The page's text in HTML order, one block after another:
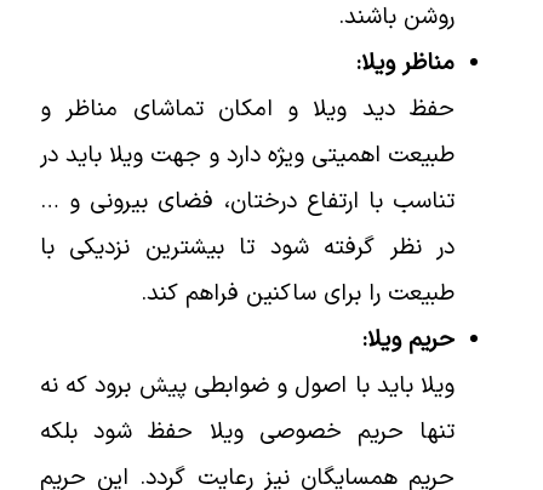
روشن باشند.
مناظر ویلا:
حفظ دید ویلا و امکان تماشای مناظر و
طبیعت اهمیتی ویژه دارد و جهت ویلا باید در
تناسب با ارتفاع درختان، فضای بیرونی و …
در نظر گرفته شود تا بیشترین نزدیکی با
طبیعت را برای ساکنین فراهم کند.
حریم ویلا:
ویلا باید با اصول و ضوابطی پیش برود که نه
تنها حریم خصوصی ویلا حفظ شود بلکه
حریم همسایگان نیز رعایت گردد. این حریم